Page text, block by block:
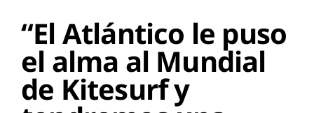
“El Atlántico le puso
el alma al Mundial
de Kitesurf y